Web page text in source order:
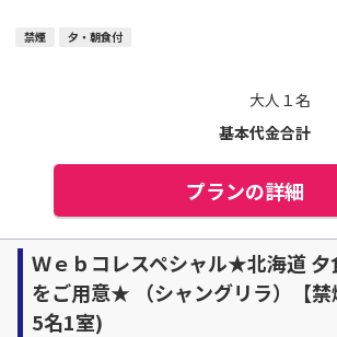
禁煙 夕・朝食付
大人１名
基本代金合計
プランの詳細
Ｗｅｂコレスペシャル★北海道 夕
をご用意★ （シャングリラ）【
5名1室)